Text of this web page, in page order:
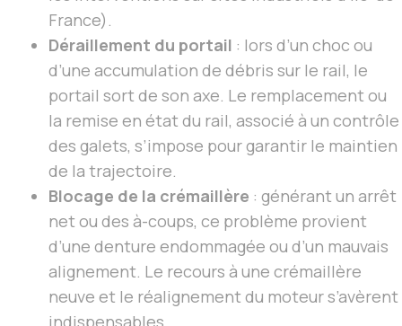
France).
Déraillement du portail : lors d’un choc ou
d’une accumulation de débris sur le rail, le
portail sort de son axe. Le remplacement ou
la remise en état du rail, associé à un contrôle
des galets, s’impose pour garantir le maintien
de la trajectoire.
Blocage de la crémaillère : générant un arrêt
net ou des à-coups, ce problème provient
d’une denture endommagée ou d’un mauvais
alignement. Le recours à une crémaillère
neuve et le réalignement du moteur s’avèrent
indispensables.